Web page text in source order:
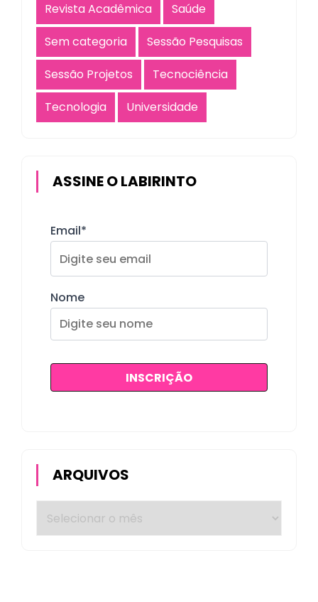
Revista Acadêmica
Saúde
Sem categoria
Sessão Pesquisas
Sessão Projetos
Tecnociência
Tecnologia
Universidade
ASSINE O LABIRINTO
Email*
Nome
ARQUIVOS